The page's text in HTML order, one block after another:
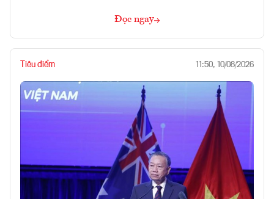
Đọc ngay
Tiêu điểm 11:50, 10/08/2026